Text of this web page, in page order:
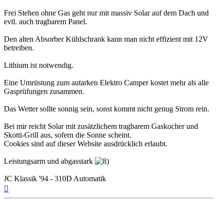
Frei Stehen ohne Gas geht nur mit massiv Solar auf dem Dach und
evtl. auch tragbarem Panel.
Den alten Absorber Kühlschrank kann man nicht effizient mit 12V
betreiben.
Lithium ist notwendig.
Eine Umrüstung zum autarken Elektro Camper kostet mehr als alle
Gasprüfungen zusammen.
Das Wetter sollte sonnig sein, sonst kommt nicht genug Strom rein.
Bei mir reicht Solar mit zusätzlichem tragbarem Gaskocher und
Skotti-Grill aus, sofern die Sonne scheint.
Cookies sind auf dieser Website ausdrücklich erlaubt.
Leistungsarm und abgasstark
JC Klassik '94 - 310D Automatik